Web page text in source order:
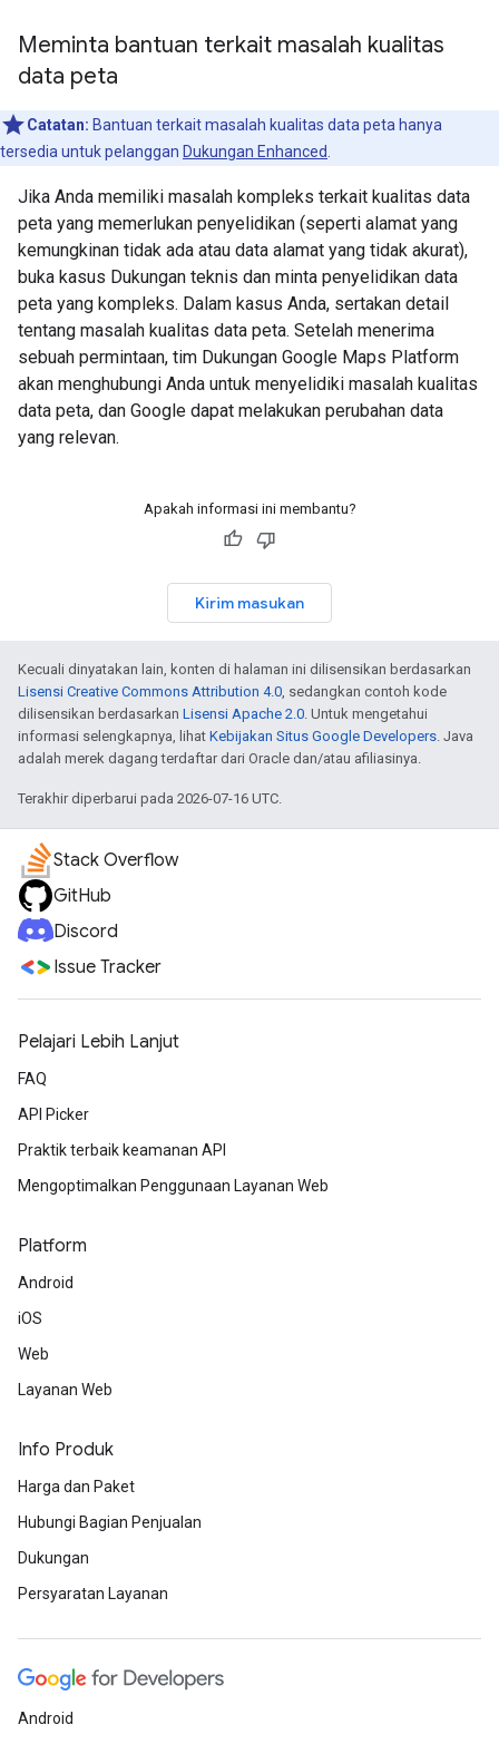
Meminta bantuan terkait masalah kualitas
data peta
Catatan: Bantuan terkait masalah kualitas data peta hanya
tersedia untuk pelanggan Dukungan Enhanced
Jika Anda memiliki masalah kompleks terkait kualitas data
peta yang memerlukan penyelidikan (seperti alamat yang
kemungkinan tidak ada atau data alamat yang tidak akurat),
buka kasus Dukungan teknis dan minta penyelidikan data
peta yang kompleks. Dalam kasus Anda, sertakan detail
tentang masalah kualitas data peta. Setelah menerima
sebuah permintaan, tim Dukungan Google Maps Platform
akan menghubungi Anda untuk menyelidiki masalah kualitas
data peta, dan Google dapat melakukan perubahan data
yang relevan.
Apakah informasi ini membantu?
Kirim masukan
Kecuali dinyatakan lain, konten di halaman ini dilisensikan berdasarkan
Lisensi Creative Commons Attribution 4.0 , sedangkan contoh kode
dilisensikan berdasarkan Lisensi Apache 2.0 . Untuk mengetahui
informasi selengkapnya, lihat Kebijakan Situs Google Developers . Java
adalah merek dagang terdaftar dari Oracle dan/atau afiliasinya.
Terakhir diperbarui pada 2026-07-16 UTC.
Stack Overflow
GitHub
Discord
Issue Tracker
Pelajari Lebih Lanjut
FAQ
API Picker
Praktik terbaik keamanan API
Mengoptimalkan Penggunaan Layanan Web
Platform
Android
iOS
Web
Layanan Web
Info Produk
Harga dan Paket
Hubungi Bagian Penjualan
Dukungan
Persyaratan Layanan
Android